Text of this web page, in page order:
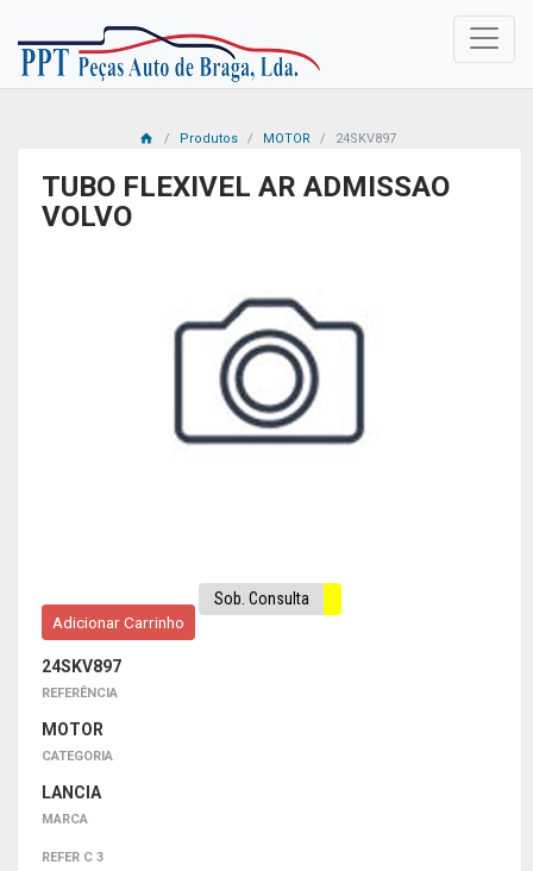
Produtos MOTOR 24SKV897
TUBO FLEXIVEL AR ADMISSAO
VOLVO
Adicionar Carrinho
Sob. Consulta
24SKV897
REFERÊNCIA
MOTOR
CATEGORIA
LANCIA
MARCA
REFER C 3